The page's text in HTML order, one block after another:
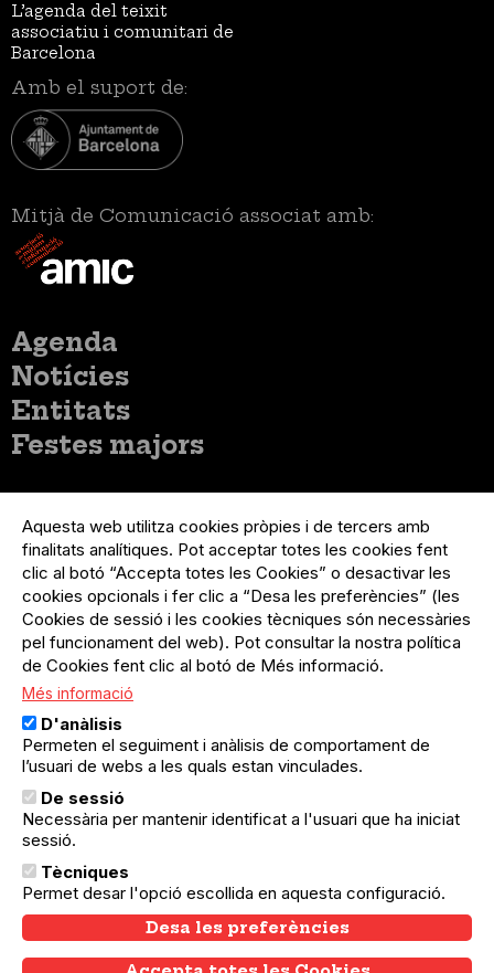
L’agenda del teixit
associatiu i comunitari de
Barcelona
Amb el suport de:
Mitjà de Comunicació associat amb:
Menú
principal
Agenda
Notícies
Entitats
Festes majors
del
compte
d'usuari
Menú
usuari
no
loggat
Registre organització
Menú
Peu
Sobre el projecte
Preguntes freqüents
Contacte
Menú
Legal
Política de privacitat
Avís legal
Política de cookies
El Quèdequè no es fa responsable de les activitats
programades; en són responsables els col·lectius
organitzadors.
© Quedequè, 2025
Aquesta web utilitza cookies pròpies i de tercers amb
finalitats analítiques. Pot acceptar totes les cookies fent
clic al botó “Accepta totes les Cookies” o desactivar les
cookies opcionals i fer clic a “Desa les preferències” (les
Cookies de sessió i les cookies tècniques són necessàries
pel funcionament del web). Pot consultar la nostra política
de Cookies fent clic al botó de Més informació.
Més informació
D'anàlisis
Permeten el seguiment i anàlisis de comportament de
l’usuari de webs a les quals estan vinculades.
De sessió
Necessària per mantenir identificat a l'usuari que ha iniciat
sessió.
Tècniques
Permet desar l'opció escollida en aquesta configuració.
Desa les preferències